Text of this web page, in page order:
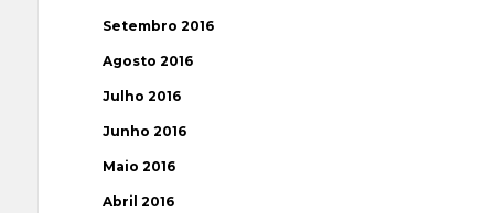
Setembro 2016
Agosto 2016
Julho 2016
Junho 2016
Maio 2016
Abril 2016